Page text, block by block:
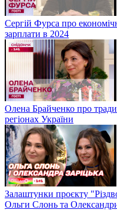
Сергій Фурса про
зарплати в 2024
Олена Брайченко про
регіонах України
Залаштунки проєкту
Ольги Слонь та Олександри